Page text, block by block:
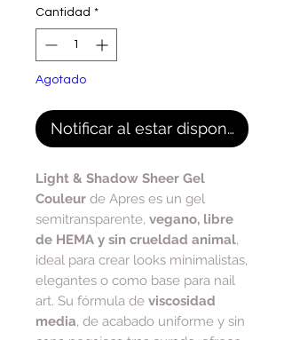
Cantidad *
Agotado
Notificar al estar disponible
Light & Shadow Sheer Gel
Couleur de Apres es un gel
semitransparente, vegano, libre
de HEMA y sin crueldad animal,
ideal para crear looks minimalistas,
elegantes o como base para nail
art. Su fórmula de viscosidad
media, de acabado uniforme y sin